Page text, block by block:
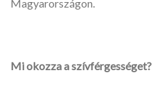
Magyarországon.
Mi okozza a szívférgességet?